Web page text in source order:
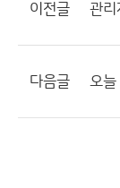
이전글 관리
다음글 오늘